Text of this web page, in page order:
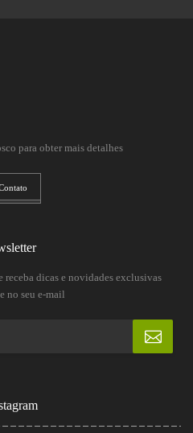
para obter mais detalhes
receba dicas e novidades exclusivas
no seu e-mail